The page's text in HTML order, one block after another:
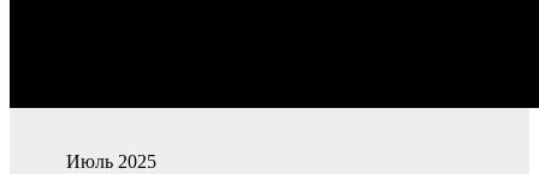
Июль 2025